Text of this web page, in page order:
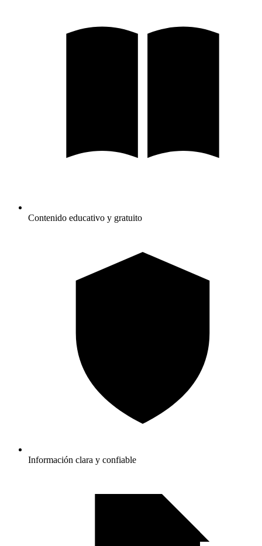
Contenido educativo y gratuito
Información clara y confiable